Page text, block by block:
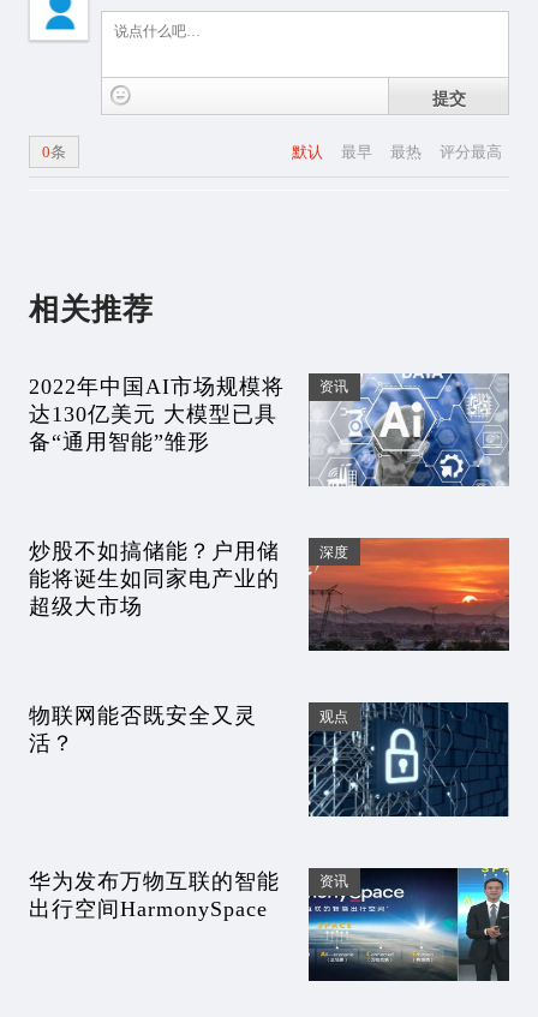
提交
默认 最早 最热 评分最高
0条
相关推荐
2022年中国AI市场规模将
达130亿美元 大模型已具
备“通用智能”雏形
资讯
炒股不如搞储能？户用储
能将诞生如同家电产业的
超级大市场
深度
物联网能否既安全又灵
活？
观点
华为发布万物互联的智能
出行空间HarmonySpace
资讯